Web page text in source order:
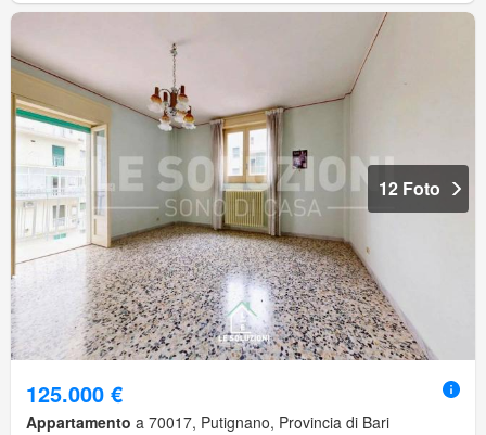
12 Foto
125.000 €
Appartamento a 70017, Putignano, Provincia di Bari